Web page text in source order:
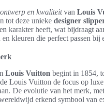
ontwerp en kwaliteitvan Louis
tot deze unieke designer
karakter heeft, wat bijdraagt
kleuren die perfect passen bij
Louis Vuitton begint in 1854,
Louis Vuitton de focus op
De evolutie van het merk,
erkend symbool van